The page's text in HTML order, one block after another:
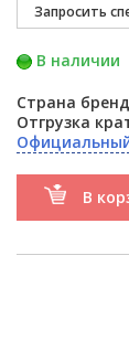
В наличии
Страна
Отгрузка
В